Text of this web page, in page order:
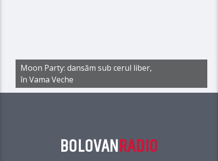
Moon Party: dansăm sub cerul liber,
în Vama Veche
BOLOVANRADIO